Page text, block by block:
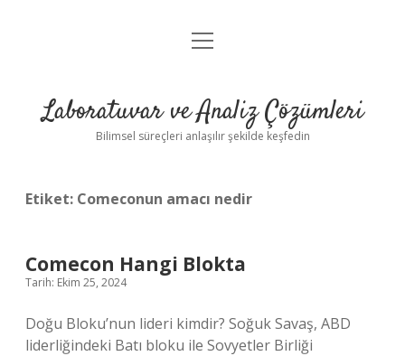
Anasayfa
Yasal Uyarı
menüyü
Laboratuvar ve Analiz Çözümleri
Bilimsel süreçleri anlaşılır şekilde keşfedin
Etiket: Comeconun amacı nedir
Comecon Hangi Blokta
Tarih: Ekim 25, 2024
Doğu Bloku’nun lideri kimdir? Soğuk Savaş, ABD
liderliğindeki Batı bloku ile Sovyetler Birliği